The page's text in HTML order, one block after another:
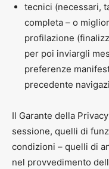
tecnici (necessari,
completa – o
profilazione
per poi inviargli
preferenze
precedente
Il Garante della
sessione, quelli di
condizioni – quelli di
nel provvedimento